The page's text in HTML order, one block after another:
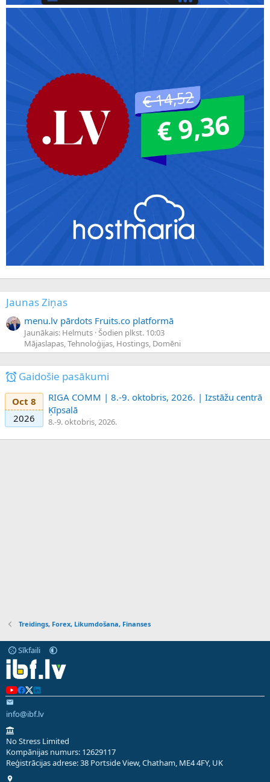
Jaunas Ziņas
menu.lv pārdots Fruits.co platformā
Jaunākais: Helmuts Šodien plkst. 10:03
Mājaslapas, Tehnoloģijas, Hostings, Domēni
Gaidošie pasākumi
Oct 8
2026
RIGA COMM | 8.-9. oktobris, 2026. | Izstāžu centrā
Ķīpsalā
8.-9. oktobris, 2026.
Treidings, Forex, Likumdošana, Finanses
Sīkfaili
info@ibf.lv
No Stress Limited
Kompānijas numurs: 12629117
Reģistrācijas adrese: 38 Portside View, Chatham, ME4 4FY, UK